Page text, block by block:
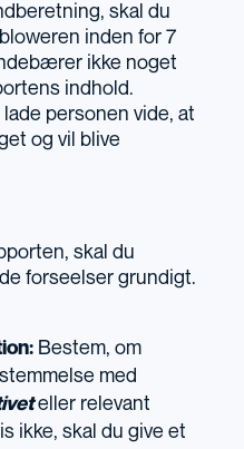
skal du
inden for 7
ikke noget
indhold.
personen vide, at
og vil blive
skal du
forseelser grundigt.
Bestem, om
med
eller relevant
ikke, skal du give et